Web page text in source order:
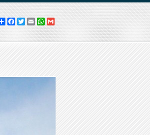
COMPARTILHE
FACEBOOK
TWITTER
EMAIL
WHATSAPP
GMAIL